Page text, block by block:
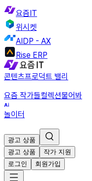
요즘IT
위시켓
AIDP - AX
Rise ERP
콘텐츠프로덕트 밸리
요즘 작가들컬렉션물어봐
놀이터
광고 상품
광고 상품
작가 지원
로그인
회원가입